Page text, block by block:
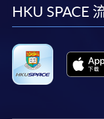
HKU SPACE